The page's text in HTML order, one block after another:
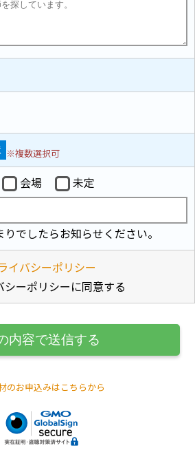
※複数選択可
会場 未定
でしたらお知らせください。
イバシーポリシー
シーポリシーに同意する
のお申込みはこちらから